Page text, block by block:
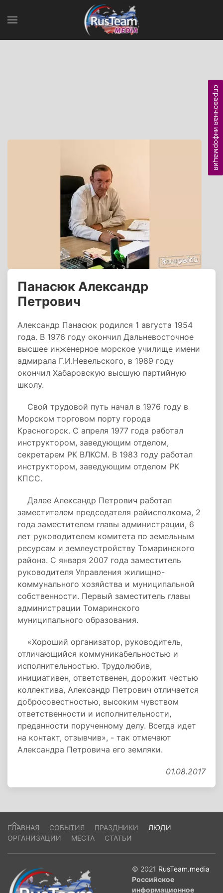
Панасюк Александр
Петрович
Александр Панасюк родился 1 августа 1954
года. В 1976 году окончил Дальневосточное
высшее инженерное морское училище имени
адмирала Г.И.Невельского, в 1989 году
окончил Хабаровскую высшую партийную
школу.
Свой трудовой путь начал в 1976 году в
Морском торговом порту города
Красногорск. С апреля 1977 года работал
инструктором, заведующим отделом,
секретарем РК ВЛКСМ. В 1983 году работал
инструктором, заведующим отделом РК
КПСС.
Далее Александр Петрович работал
заместителем председателя райисполкома, 2
года заместителем главы администрации, 6
лет руководителем комитета по земельным
ресурсам и землеустройству Томаринского
района. С января 2007 года заместитель
руководителя Управления жилищно-
коммунального хозяйства и муниципальной
собственности. Первый заместитель главы
администрации Томаринского
муниципального образования.
«Хороший организатор, руководитель,
отличающийся коммуникабельностью и
исполнительностью. Трудолюбив,
инициативен, ответственен, дорожит честью
коллектива, Александр Петрович отличается
добросовестностью, высоким чувством
ответственности и исполнительности,
преданности порученному делу. Всегда идет
на контакт, отзывчив», - так отмечают
Александра Петровича его земляки.
01.08.2017
справочная информация
ГЛАВНАЯ СОБЫТИЯ ПРАЗДНИКИ
ЛЮДИ
ОРГАНИЗАЦИИ
МЕСТА СТАТЬИ
© 2021 RusTeam.media
Российское
информационное